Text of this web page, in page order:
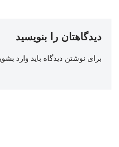
دیدگاهتان را بنویسید
برای نوشتن دیدگاه باید وارد